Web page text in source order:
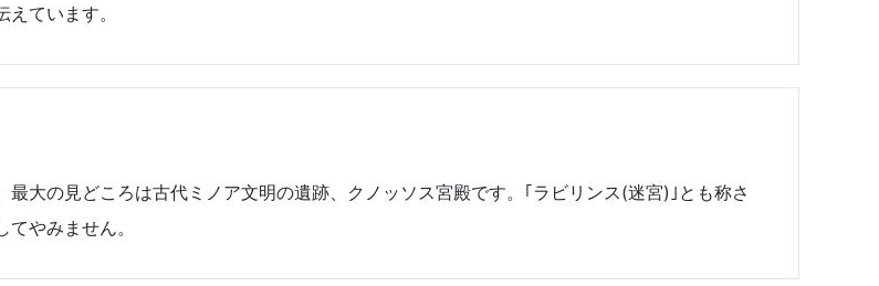
ています。
大の見どころは古代ミノア文明の遺跡、クノッソス宮殿です。｢ラビリンス(迷宮)｣とも称さ
やみません。